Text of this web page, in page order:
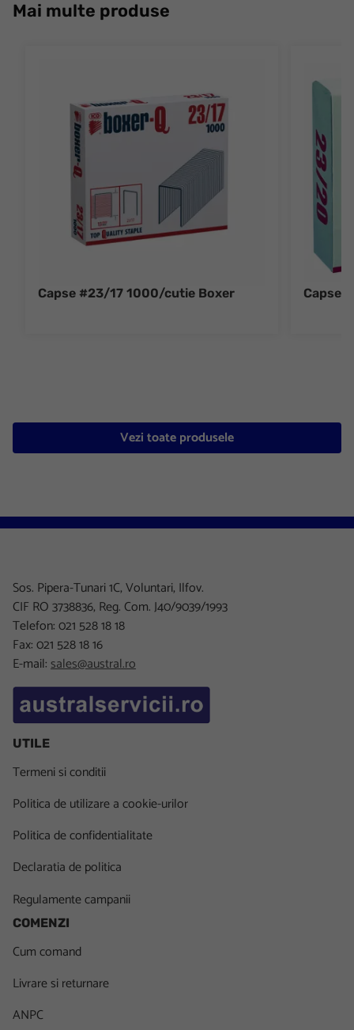
Mai multe produse
Capse #23/17 1000/cutie Boxer Capse
Vezi toate produsele
Sos. Pipera-Tunari 1C, Voluntari, Ilfov.
CIF RO 3738836, Reg. Com. J40/9039/1993
Telefon: 021 528 18 18
Fax: 021 528 18 16
E-mail:sales@austral.ro
UTILE
Termeni si conditii
Politica de utilizare a cookie-urilor
Politica de confidentialitate
Declaratia de politica
Regulamente campanii
COMENZI
Cum comand
Livrare si returnare
ANPC